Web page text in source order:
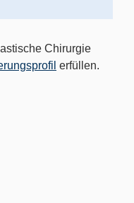
Chirurgie
erfüllen.